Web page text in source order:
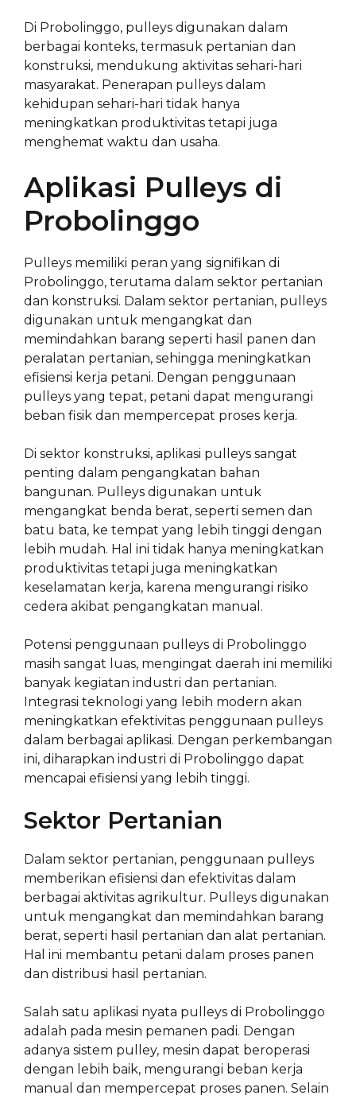
Di Probolinggo, pulleys digunakan dalam
berbagai konteks, termasuk pertanian dan
konstruksi, mendukung aktivitas sehari-hari
masyarakat. Penerapan pulleys dalam
kehidupan sehari-hari tidak hanya
meningkatkan produktivitas tetapi juga
menghemat waktu dan usaha.
Aplikasi Pulleys di
Probolinggo
Pulleys memiliki peran yang signifikan di
Probolinggo, terutama dalam sektor pertanian
dan konstruksi. Dalam sektor pertanian, pulleys
digunakan untuk mengangkat dan
memindahkan barang seperti hasil panen dan
peralatan pertanian, sehingga meningkatkan
efisiensi kerja petani. Dengan penggunaan
pulleys yang tepat, petani dapat mengurangi
beban fisik dan mempercepat proses kerja.
Di sektor konstruksi, aplikasi pulleys sangat
penting dalam pengangkatan bahan
bangunan. Pulleys digunakan untuk
mengangkat benda berat, seperti semen dan
batu bata, ke tempat yang lebih tinggi dengan
lebih mudah. Hal ini tidak hanya meningkatkan
produktivitas tetapi juga meningkatkan
keselamatan kerja, karena mengurangi risiko
cedera akibat pengangkatan manual.
Potensi penggunaan pulleys di Probolinggo
masih sangat luas, mengingat daerah ini memiliki
banyak kegiatan industri dan pertanian.
Integrasi teknologi yang lebih modern akan
meningkatkan efektivitas penggunaan pulleys
dalam berbagai aplikasi. Dengan perkembangan
ini, diharapkan industri di Probolinggo dapat
mencapai efisiensi yang lebih tinggi.
Sektor Pertanian
Dalam sektor pertanian, penggunaan pulleys
memberikan efisiensi dan efektivitas dalam
berbagai aktivitas agrikultur. Pulleys digunakan
untuk mengangkat dan memindahkan barang
berat, seperti hasil pertanian dan alat pertanian.
Hal ini membantu petani dalam proses panen
dan distribusi hasil pertanian.
Salah satu aplikasi nyata pulleys di Probolinggo
adalah pada mesin pemanen padi. Dengan
adanya sistem pulley, mesin dapat beroperasi
dengan lebih baik, mengurangi beban kerja
manual dan mempercepat proses panen. Selain